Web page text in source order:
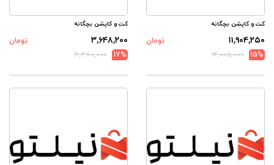
کت و کاپشن بچگانه
۱۱,۹۰۴,۲۵۰
تومان
15%
۱۴,۰۰۵,۰۰۰
کت و کاپشن بچگانه
۳,۶۴۸,۲۰۰
تومان
17%
۴,۳۸۰,۰۰۰